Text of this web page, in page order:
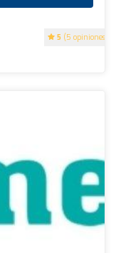
5 (5 opiniones)